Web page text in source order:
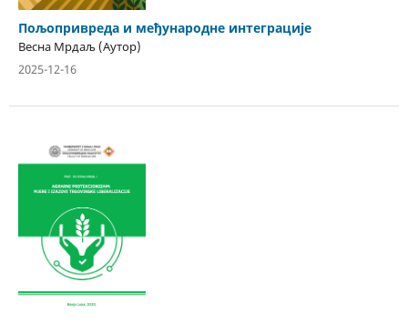
Пољопривреда и међународне интеграције
Весна Мрдаљ (Аутор)
2025-12-16